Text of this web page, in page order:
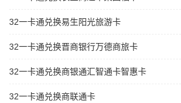
32一卡通兑换易生阳光旅游卡
32一卡通兑换晋商银行万德商旅卡
32一卡通兑换商银通汇智通卡智惠卡
32一卡通兑换商联通卡